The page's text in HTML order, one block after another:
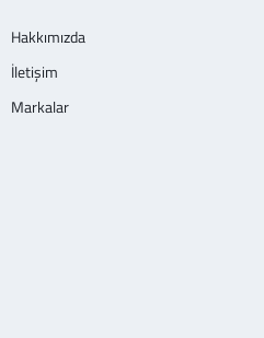
Hakkımızda
İletişim
Markalar